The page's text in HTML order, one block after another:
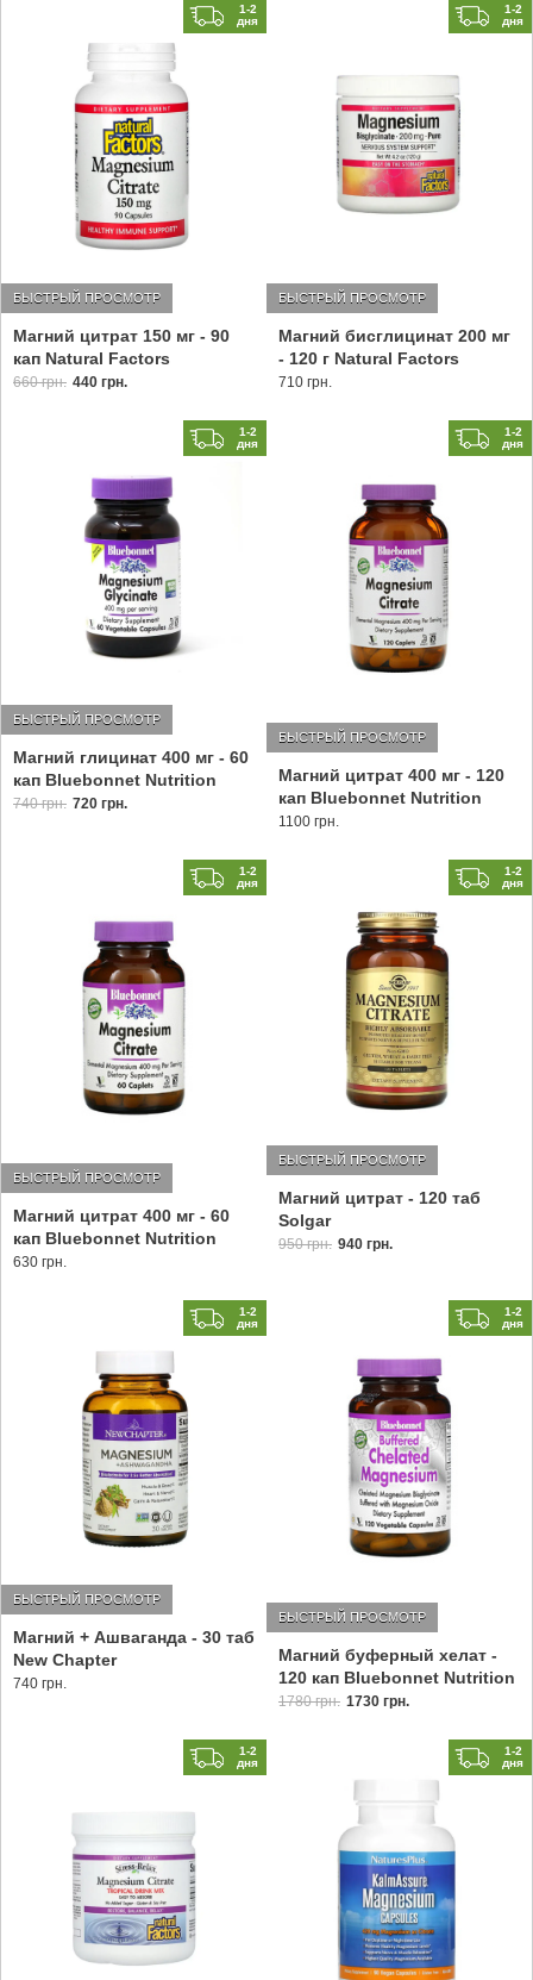
1-2
дня
Магний цитрат 150 мг - 90
кап Natural Factors
БЫСТРЫЙ ПРОСМОТР
660 грн. 440 грн.
1-2
дня
Магний бисглицинат 200 мг
- 120 г Natural Factors
БЫСТРЫЙ ПРОСМОТР
710 грн.
1-2
дня
Магний глицинат 400 мг - 60
кап Bluebonnet Nutrition
БЫСТРЫЙ ПРОСМОТР
740 грн. 720 грн.
1-2
дня
Магний цитрат 400 мг - 120
кап Bluebonnet Nutrition
БЫСТРЫЙ ПРОСМОТР
1100 грн.
1-2
дня
Магний цитрат 400 мг - 60
кап Bluebonnet Nutrition
БЫСТРЫЙ ПРОСМОТР
630 грн.
1-2
дня
Магний цитрат - 120 таб
Solgar
БЫСТРЫЙ ПРОСМОТР
950 грн. 940 грн.
1-2
дня
Магний + Ашваганда - 30 таб
New Chapter
БЫСТРЫЙ ПРОСМОТР
740 грн.
1-2
дня
Магний буферный хелат -
120 кап Bluebonnet Nutrition
БЫСТРЫЙ ПРОСМОТР
1780 грн. 1730 грн.
1-2
дня
1-2
дня